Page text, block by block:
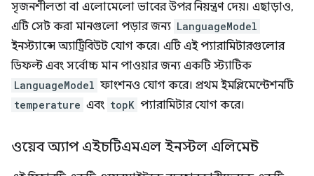
সৃজনশীলতা বা এলোমেলো ভাবের উপর নিয়ন্ত্রণ দেয়। এছাড়াও,
এটি সেট করা মানগুলো পড়ার জন্য LanguageModel
ইনস্ট্যান্সে অ্যাট্রিবিউট যোগ করে। এটি এই প্যারামিটারগুলোর
ডিফল্ট এবং সর্বোচ্চ মান পাওয়ার জন্য একটি স্ট্যাটিক
LanguageModel ফাংশনও যোগ করে। প্রথম ইমপ্লিমেন্টেশনটি
temperature এবং topK প্যারামিটার যোগ করে।
ওয়েব অ্যাপ এইচটিএমএল ইনস্টল এলিমেন্ট